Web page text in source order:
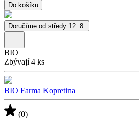
Do košíku
Doručíme od středy 12. 8.
BIO
Zbývají 4 ks
BIO Farma Kopretina
(0)